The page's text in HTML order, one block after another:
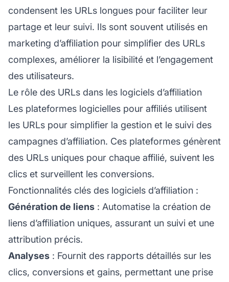
condensent les URLs longues pour faciliter leur
partage et leur suivi. Ils sont souvent utilisés en
marketing d’affiliation pour simplifier des URLs
complexes, améliorer la lisibilité et l’engagement
des utilisateurs.
Le rôle des URLs dans les logiciels d’affiliation
Les plateformes logicielles pour affiliés utilisent
les URLs pour simplifier la gestion et le suivi des
campagnes d’affiliation. Ces plateformes génèrent
des URLs uniques pour chaque affilié, suivent les
clics et surveillent les conversions.
Fonctionnalités clés des logiciels d’affiliation :
Génération de liens : Automatise la création de
liens d’affiliation uniques, assurant un suivi et une
attribution précis.
Analyses : Fournit des rapports détaillés sur les
clics, conversions et gains, permettant une prise